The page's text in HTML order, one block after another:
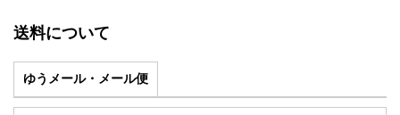
送料について
ゆうメール・メール便